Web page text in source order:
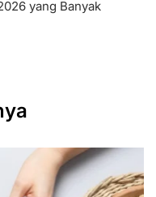
yang Banyak